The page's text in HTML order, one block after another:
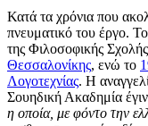
Κατά τα χρόνια που
πνευματικό του έργο.
της Φιλοσοφικής
Θεσσαλονίκης, ενώ το
Λογοτεχνίας. Η
Σουηδική Ακαδημία
η οποία, με φόντο την